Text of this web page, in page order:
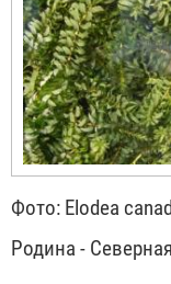
Фото: Elodea
Родина -